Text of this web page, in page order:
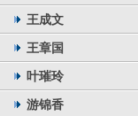
王成文
王章国
叶璀玲
游锦香